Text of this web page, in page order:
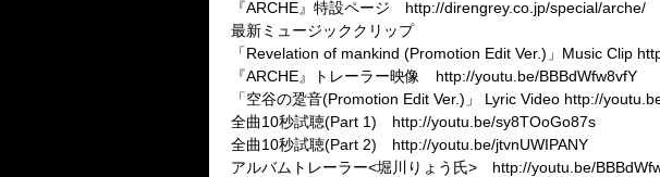
『ARCHE』特設ページ http://direngrey.co.jp/special/arche/
最新ミュージッククリップ
「Revelation of mankind (Promotion Edit Ver.)」Music Clip
『ARCHE』トレーラー映像 http://youtu.be/BBBdWfw8vfY
「空谷の跫音(Promotion Edit Ver.)」 Lyric Video http://
全曲10秒試聴(Part 1) http://youtu.be/sy8TOoGo87s
全曲10秒試聴(Part 2) http://youtu.be/jtvnUWIPANY
アルバムトレーラー<堀川りょう氏> http://youtu.be/